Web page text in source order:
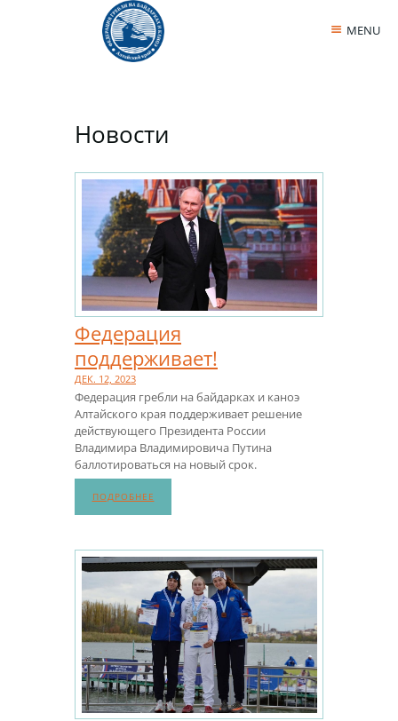
MENU
Новости
Федерация
поддерживает!
ДЕК. 12, 2023
Федерация гребли на байдарках и каноэ
Алтайского края поддерживает решение
действующего Президента России
Владимира Владимировича Путина
баллотироваться на новый срок.
ПОДРОБНЕЕ